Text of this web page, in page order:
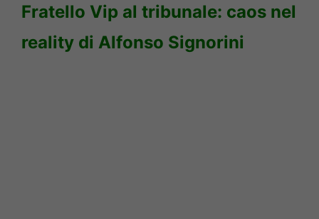
Fratello Vip al tribunale: caos nel
reality di Alfonso Signorini